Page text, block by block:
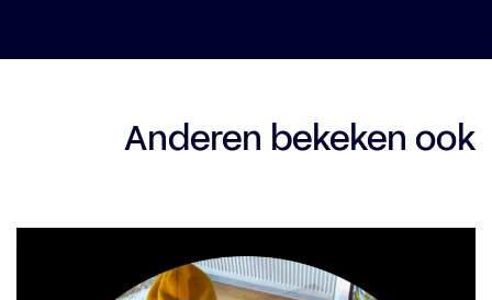
Anderen bekeken ook